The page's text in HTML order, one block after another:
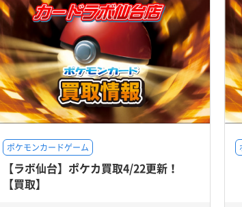
ポケモンカードゲーム
【ラボ仙台】ポケカ買取4/22更新！
【買取】